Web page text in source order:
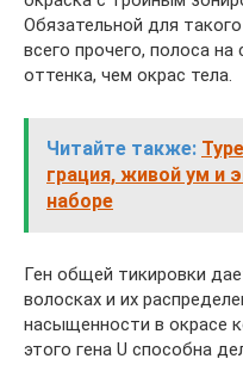
Обязательной для
всего прочего, полоса
оттенка, чем окрас тела.
Читайте также:
грация, живой ум и
наборе
Ген общей тикировки
волосках и их
насыщенности в окрасе
этого гена U способна